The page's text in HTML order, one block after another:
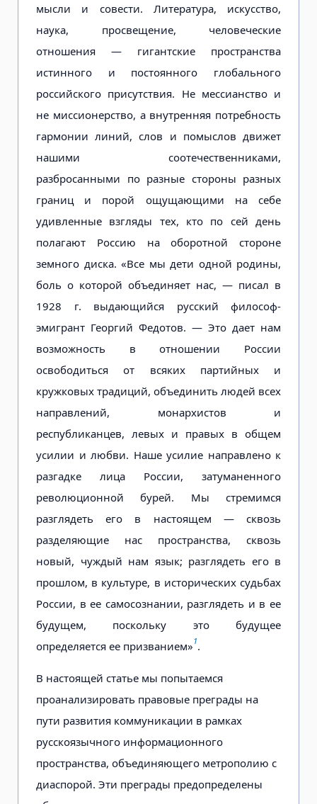
мысли и совести. Литература, искусство,
наука, просвещение, человеческие
отношения — гигантские пространства
истинного и постоянного глобального
российского присутствия. Не мессианство и
не миссионерство, а внутренняя потребность
гармонии линий, слов и помыслов движет
нашими соотечественниками,
разбросанными по разные стороны разных
границ и порой ощущающими на себе
удивленные взгляды тех, кто по сей день
полагают Россию на оборотной стороне
земного диска. «Все мы дети одной родины,
боль о которой объединяет нас, — писал в
1928 г. выдающийся русский философ-
эмигрант Георгий Федотов. — Это дает нам
возможность в отношении России
освободиться от всяких партийных и
кружковых традиций, объединить людей всех
направлений, монархистов и
республиканцев, левых и правых в общем
усилии и любви. Наше усилие направлено к
разгадке лица России, затуманенного
революционной бурей. Мы стремимся
разглядеть его в настоящем — сквозь
разделяющие нас пространства, сквозь
новый, чуждый нам язык; разглядеть его в
прошлом, в культуре, в исторических судьбах
России, в ее самосознании, разглядеть и в ее
будущем, поскольку это будущее
определяется ее призванием»1.
В настоящей статье мы попытаемся
проанализировать правовые преграды на
пути развития коммуникации в рамках
русскоязычного информационного
пространства, объединяющего метрополию с
диаспорой. Эти преграды предопределены